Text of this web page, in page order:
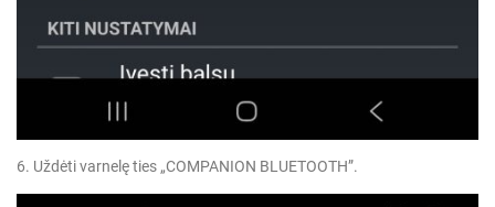
6. Uždėti varnelę ties „COMPANION BLUETOOTH”.